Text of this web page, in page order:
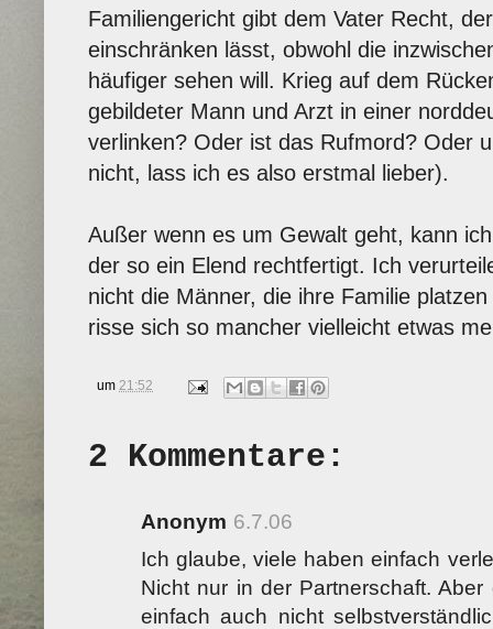
Familiengericht gibt dem Vater Recht,
einschränken lässt, obwohl die
häufiger sehen will. Krieg auf dem
gebildeter Mann und Arzt in einer
verlinken? Oder ist das Rufmord? Oder
nicht, lass ich es also erstmal lieber).
Außer wenn es um Gewalt geht, kann
der so ein Elend rechtfertigt. Ich
nicht die Männer, die ihre Familie
risse sich so mancher vielleicht etwas
um 21:52
2 Kommentare:
Anonym 6.7.06
Ich glaube, viele haben einfach
Nicht nur in der Partnerschaft.
einfach auch nicht